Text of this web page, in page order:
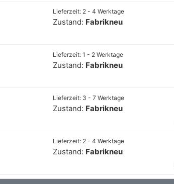
Lieferzeit: 2 - 4 Werktage
Zustand: Fabrikneu
Lieferzeit: 1 - 2 Werktage
Zustand: Fabrikneu
Lieferzeit: 3 - 7 Werktage
Zustand: Fabrikneu
Lieferzeit: 2 - 4 Werktage
Zustand: Fabrikneu